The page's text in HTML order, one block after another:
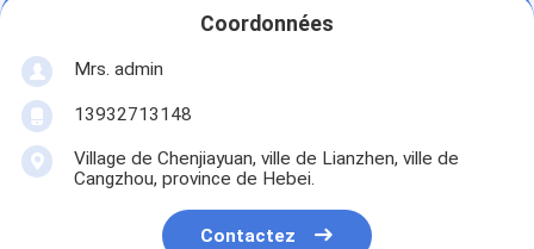
Coordonnées
Mrs. admin
13932713148
Village de Chenjiayuan, ville de Lianzhen, ville de
Cangzhou, province de Hebei.
Contactez